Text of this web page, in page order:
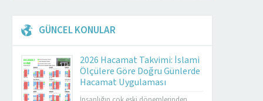
GÜNCEL KONULAR
2026 Hacamat Takvimi: İslami
Ölçülere Göre Doğru Günlerde
Hacamat Uygulaması